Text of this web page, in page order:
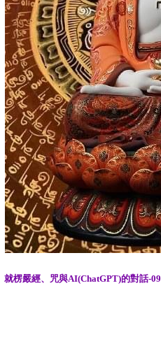
就楞嚴經、咒與AI(ChatGPT)的對話-09